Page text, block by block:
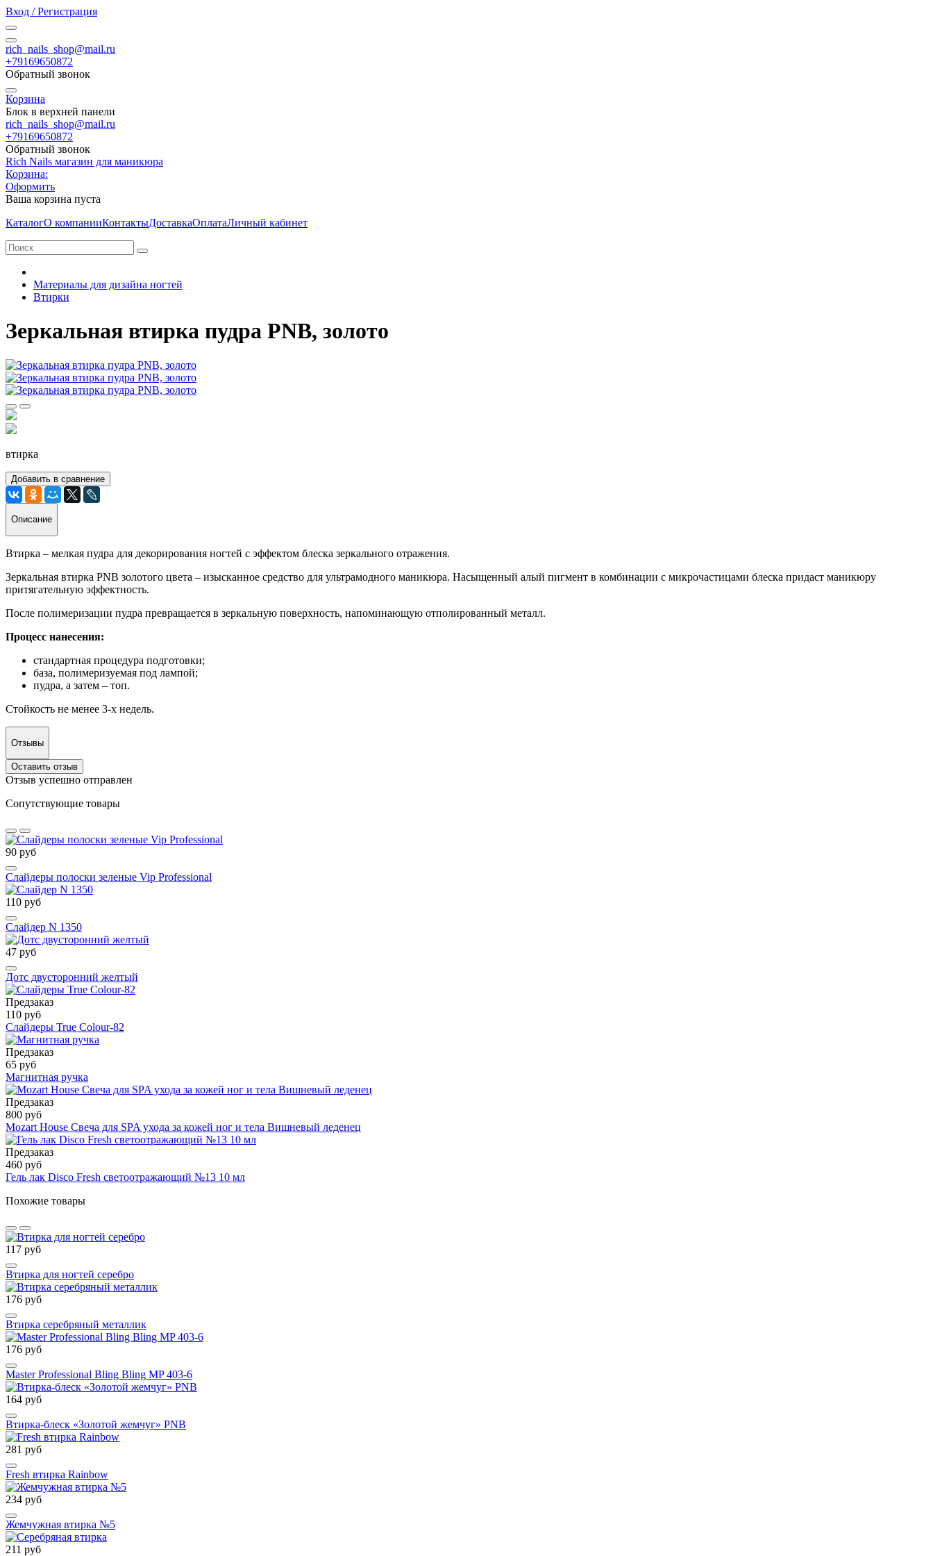
Вход / Регистрация
rich_nails_shop@mail.ru
+79169650872
Обратный звонок
Корзина
Блок в верхней панели
rich_nails_shop@mail.ru
+79169650872
Обратный звонок
Rich Nails магазин для маникюра
Корзина:
Оформить
Ваша корзина пуста
КаталогО компанииКонтактыДоставкаОплатаЛичный кабинет
Материалы для дизайна ногтей
Втирки
Зеркальная втирка пудра PNB, золото
втирка
Добавить в сравнение
Описание
Втирка – мелкая пудра для декорирования ногтей с эффектом блеска зеркального отражения.
Зеркальная втирка PNB золотого цвета – изысканное средство для ультрамодного маникюра. Насыщенный алый пигмент в комбинации с микрочастицами блеска придаст маникюру
притягательную эффектность.
После полимеризации пудра превращается в зеркальную поверхность, напоминающую отполированный металл.
Процесс нанесения:
стандартная процедура подготовки;
база, полимеризуемая под лампой;
пудра, а затем – топ.
Стойкость не менее 3-х недель.
Отзывы
Оставить отзыв
Отзыв успешно отправлен
Сопутствующие товары
90 руб
Слайдеры полоски зеленые Vip Professional
110 руб
Слайдер N 1350
47 руб
Дотс двусторонний желтый
Предзаказ
110 руб
Слайдеры True Colour-82
Предзаказ
65 руб
Магнитная ручка
Предзаказ
800 руб
Mozart House Свеча для SPA ухода за кожей ног и тела Вишневый леденец
Предзаказ
460 руб
Гель лак Disco Fresh светоотражающий №13 10 мл
Похожие товары
117 руб
Втирка для ногтей серебро
176 руб
Втирка серебряный металлик
176 руб
Master Professional Bling Bling MP 403-6
164 руб
Втирка-блеск «Золотой жемчуг» PNB
281 руб
Fresh втирка Rainbow
234 руб
Жемчужная втирка №5
211 руб